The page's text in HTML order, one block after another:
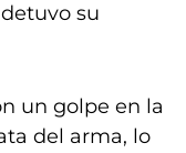
su
un golpe en la
del arma, lo